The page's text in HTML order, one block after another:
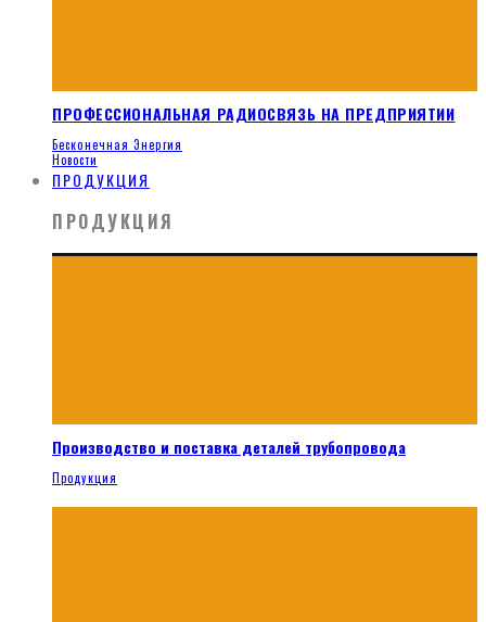
ПРОФЕССИОНАЛЬНАЯ РАДИОСВЯЗЬ НА ПРЕДПРИЯТИИ
Бесконечная Энергия
Новости
ПРОДУКЦИЯ
ПРОДУКЦИЯ
Производство и поставка деталей трубопровода
Продукция